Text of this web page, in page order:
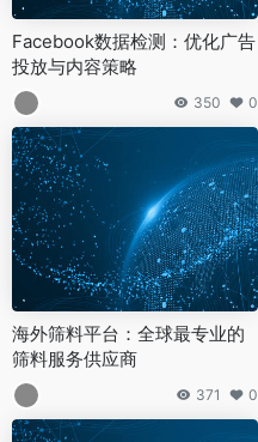
Facebook数据检测：优化广告
投放与内容策略
350 0
海外筛料平台：全球最专业的
筛料服务供应商
371 0